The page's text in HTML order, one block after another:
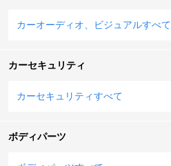
カーオーディオ、ビジュアルすべて
カーセキュリティ
カーセキュリティすべて
ボディパーツ